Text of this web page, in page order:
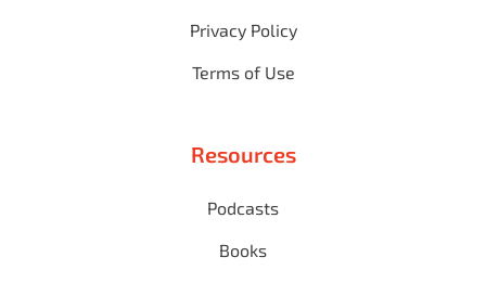
Privacy Policy
Terms of Use
Resources
Podcasts
Books